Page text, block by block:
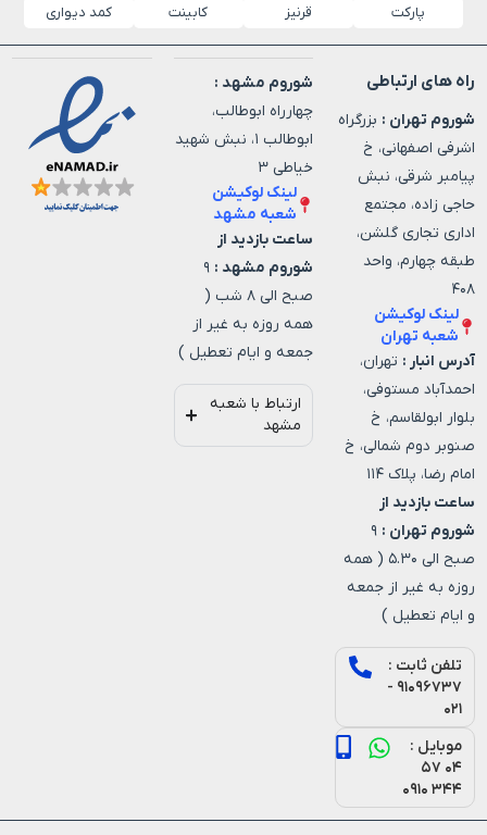
پارکت
قرنیز کابینت کمد دیواری
راه های ارتباطی
شوروم تهران : بزرگراه
اشرفی اصفهانی، خ
پیامبر شرقی، نبش
حاجی زاده، مجتمع
اداری تجاری گلشن،
طبقه چهارم، واحد
۴۰۸
لینک لوکیشن
شعبه تهران
آدرس انبار : تهران،
احمدآباد مستوفی،
بلوار ابولقاسم، خ
صنوبر دوم شمالی، خ
امام رضا، پلاک ۱۱۴
ساعت بازدید از
شوروم تهران : ۹
صبح الی ۵.۳۰ ( همه
روزه به غیر از جمعه
و ایام تعطیل )
تلفن ثابت :
۹۱۰۹۶۷۳۷ -
۰۲۱
موبایل :
۰۴ ۵۷
۳۴۴ ۰۹۱۰
شوروم مشهد :
چهارراه ابوطالب،
ابوطالب ۱، نبش شهید
خیاطی ۳
لینک لوکیشن
شعبه مشهد
ساعت بازدید از
شوروم مشهد : ۹
صبح الی ۸ شب (
همه روزه به غیر از
جمعه و ایام تعطیل )
ارتباط با شعبه
مشهد